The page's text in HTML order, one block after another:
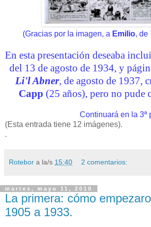
(Gracias por la imagen, a Emilio, de
En esta presentación deseaba
del 13 de agosto de 1934, y
Li'l Abner, de agosto de 1937,
Capp (25 años), pero no pude
Continuará en la 3ª
(Esta entrada tiene 12 imágenes).
.
Rotebor a la/s 15:40 2 comentarios:
martes, mayo 11, 2010
La primera: cómo
1905 a 1933.